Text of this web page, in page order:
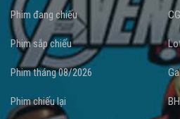
Phim đang chiếu
Phim sắp chiếu
Phim tháng 08/2026
Phim chiếu lại